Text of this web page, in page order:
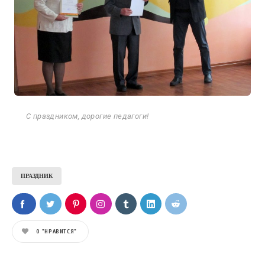
С праздником, дорогие педагоги!
ПРАЗДНИК
0 "НРАВИТСЯ"